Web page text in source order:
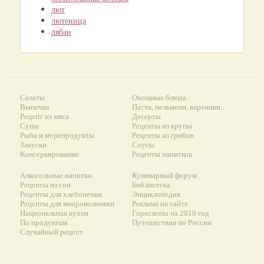
лют
лютеница
лябан
Салаты
Выпечка
Рецепт из мяса
Супы
Рыба и морепродукты
Закуски
Консервирование
Овощные блюда
Паста, пельмени, вареники...
Десерты
Рецепты из крупы
Рецепты из грибов
Соусы
Рецепты напитков
Алкогольные напитки
Рецепты из сои
Рецепты для хлебопечки
Рецепты для микроволновки
Национальная кухня
По продуктам
Случайный рецепт
Кулинарный форум
Библиотека
Энциклопедия
Реклама на сайте
Гороскопы на 2010 год
Путешествия по России